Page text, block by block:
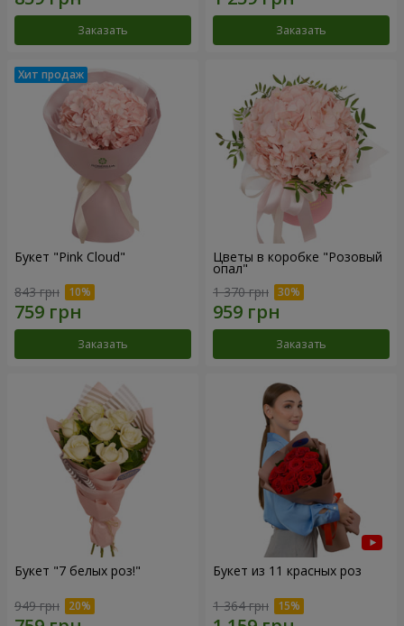
Заказать Заказать
Букет "Pink Cloud"
843 грн
Заказать
Цветы в коробке "Розовый
опал"
1 370 грн
Заказать
Букет "7 белых роз!"
949 грн
Букет из 11 красных роз
1 364 грн